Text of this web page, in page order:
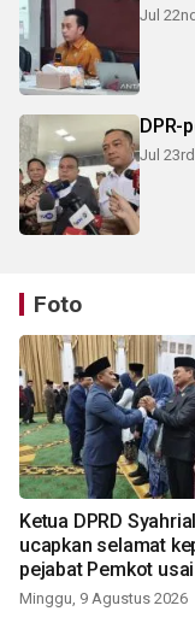
Jul 22nd
DPR-
Jul 23rd
Foto
Ketua DPRD Syahrial
ucapkan selamat
pejabat Pemkot
Minggu, 9 Agustus 2026